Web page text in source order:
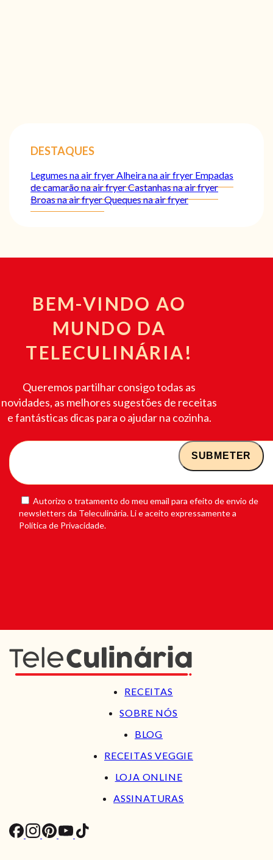
DESTAQUES
Legumes na air fryerAlheira na air fryer Empadas
de camarão na air fryerCastanhas na air fryer
Broas na air fryerQueques na air fryer
BEM-VINDO AO
MUNDO DA
TELECULINÁRIA!
Queremos partilhar consigo todas as
novidades, as melhores sugestões de receitas
e fantásticas dicas para o ajudar na cozinha.
Autorizo o tratamento do meu email para efeito de envio de
newsletters da Teleculinária. Li e aceito expressamente a
Política de Privacidade.
RECEITAS
SOBRE NÓS
BLOG
RECEITAS VEGGIE
LOJA ONLINE
ASSINATURAS